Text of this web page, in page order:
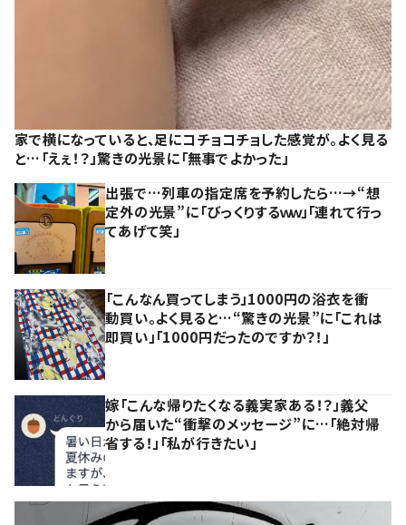
家で横になっていると、足にコチョコチョした感覚が。よく見る
と…「えぇ！？」驚きの光景に「無事でよかった」
出張で…列車の指定席を予約したら…→“想
定外の光景”に「びっくりするｗｗ」「連れて行っ
てあげて笑」
「こんなん買ってしまう」1000円の浴衣を衝
動買い。よく見ると…“驚きの光景”に「これは
即買い」「1000円だったのですか？！」
嫁「こんな帰りたくなる義実家ある！？」義父
から届いた“衝撃のメッセージ”に…「絶対帰
省する！」「私が行きたい」